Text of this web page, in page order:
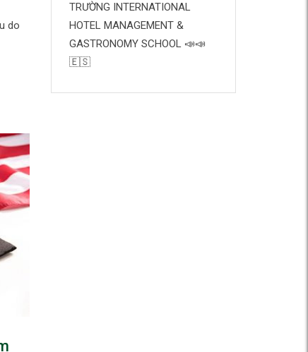
do
TRƯỜNG INTERNATIONAL
HOTEL MANAGEMENT &
GASTRONOMY SCHOOL 📣📣
🇪🇸